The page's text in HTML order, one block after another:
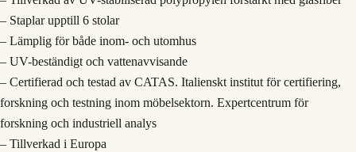
– Staplar upptill 6 stolar
– Lämplig för både inom- och utomhus
– UV-beständigt och vattenavvisande
– Certifierad och testad av CATAS. Italienskt institut för certifiering,
forskning och testning inom möbelsektorn. Expertcentrum för
forskning och industriell analys
– Tillverkad i Europa